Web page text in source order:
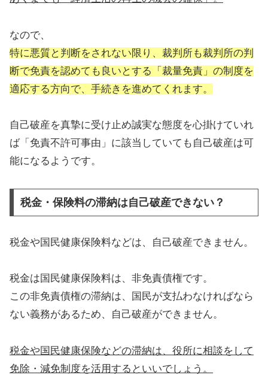
なので、
特に悪質と判断をされない限り、裁判所も裁判所の判
断で免責を認めても良いとする「裁量免責」の制度を
適応する方向で、手続きを進めてくれます。
自己破産を真摯に受け止め誠実な態度を心掛けていれ
ば「免責不許可事由」に該当していても自己破産は可
能になるようです。
税金・保険料の滞納は自己破産できない？
税金や国民健康保険料などは、自己破産できません。
税金は国民健康保険料は、非免責債権です。
この非免責債権の滞納は、国民が支払わなければなら
ない義務があるため、自己破産ができません。
税金や国民健康保険などの滞納は、役所に相談をして
免除・減免制度を活用するといいでしょう。